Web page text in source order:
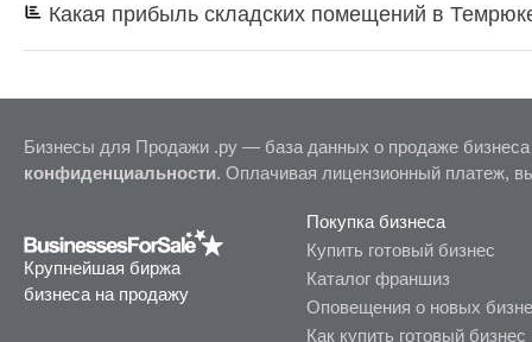
Какая прибыль складских помещений в
Бизнесы для Продажи .ру — база данных о продаже
конфиденциальности. Оплачивая лицензионный платеж,
Крупнейшая биржа
бизнеса на продажу
Покупка бизнеса
Купить готовый бизнес
Каталог франшиз
Оповещения о новых
Как купить готовый бизнес